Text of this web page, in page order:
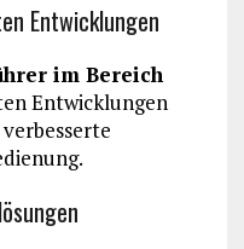
Entwicklungen
im Bereich
Entwicklungen